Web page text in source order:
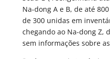
Na-dong A e B, de até
de 300 unidas em
chegando ao Na-dong Z,
sem informações sobre